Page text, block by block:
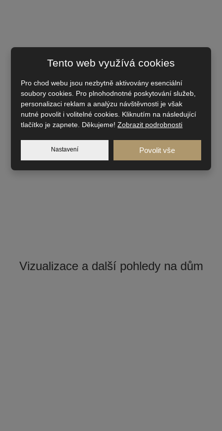
Vizualizace a další pohledy na dům
Tento web využívá cookies
Pro chod webu jsou nezbytně aktivovány esenciální
soubory cookies. Pro plnohodnotné poskytování služeb,
personalizaci reklam a analýzu návštěvnosti je však
nutné povolit i volitelné cookies. Kliknutím na následující
tlačítko je zapnete. Děkujeme!Zobrazit podrobnosti
Nastavení Povolit vše